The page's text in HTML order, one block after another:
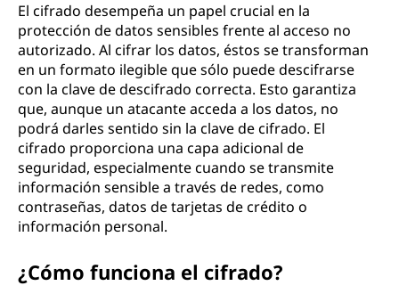
El cifrado desempeña un papel crucial en la
protección de datos sensibles frente al acceso no
autorizado. Al cifrar los datos, éstos se transforman
en un formato ilegible que sólo puede descifrarse
con la clave de descifrado correcta. Esto garantiza
que, aunque un atacante acceda a los datos, no
podrá darles sentido sin la clave de cifrado. El
cifrado proporciona una capa adicional de
seguridad, especialmente cuando se transmite
información sensible a través de redes, como
contraseñas, datos de tarjetas de crédito o
información personal.
¿Cómo funciona el cifrado?